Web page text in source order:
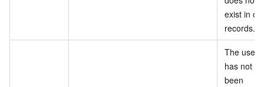
exist in
records.
The user
has not
been